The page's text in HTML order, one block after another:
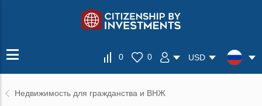
0 0 USD
Недвижимость для гражданства и ВНЖ